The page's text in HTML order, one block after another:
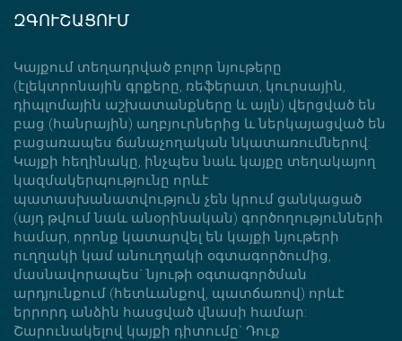
ԶԳՈՒՇԱՑՈՒՄ
Կայքում տեղադրված բոլոր նյութերը
(էլեկտրոնային գրքերը, ռեֆերատ, կուրսային,
դիպլոմային աշխատանքները և այլն) վերցված են
բաց (հանրային) աղբյուրներից և ներկայացված են
բացառապես ճանաչողական նկատառումներով:
Կայքի հեղինակը, ինչպես նաև կայքը տեղակայող
կազմակերպությունը որևէ
պատասխանատվություն չեն կրում ցանկացած
(այդ թվում նաև անօրինական) գործողությունների
համար, որոնք կատարվել են կայքի նյութերի
ուղղակի կամ անուղղակի օգտագործումից,
մասնավորապես` նյութի օգտագործման
արդյունքում (հետևանքով, պատճառով) որևէ
երրորդ անձին հասցված վնասի համար:
Շարունակելով կայքի դիտումը` Դուք